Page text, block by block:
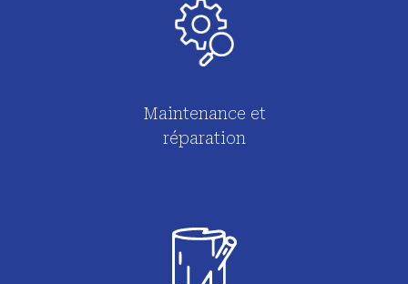
Maintenance et
réparation